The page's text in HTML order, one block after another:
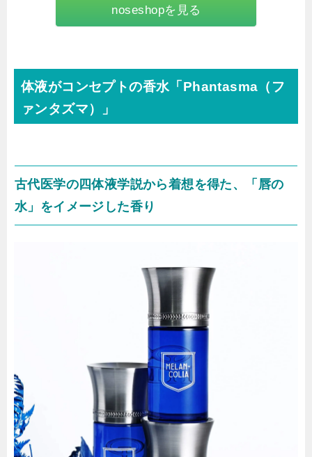
noseshopを見る
体液がコンセプトの香水「Phantasma（フ
ァンタズマ）」
古代医学の四体液学説から着想を得た、「唇の
水」をイメージした香り